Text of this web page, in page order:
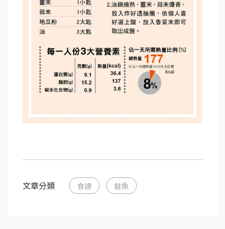
文章分類 食譜 鮭魚